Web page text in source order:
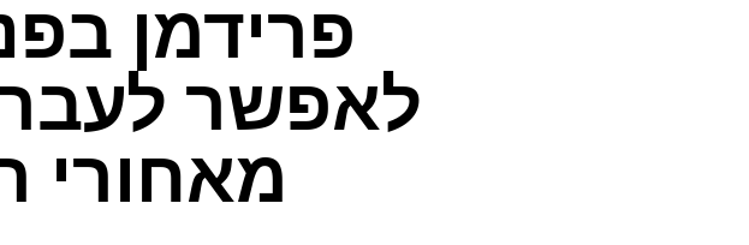
פרידמן
לאפשר
מאחורי